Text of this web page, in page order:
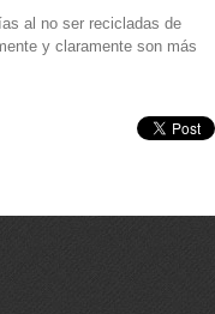
al no ser recicladas de
y claramente son más